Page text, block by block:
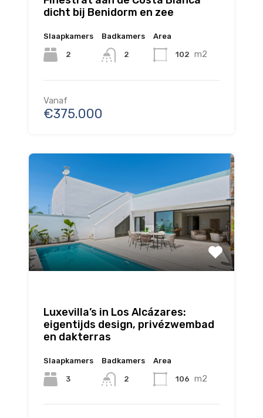
dicht bij Benidorm en zee
Slaapkamers
2
Badkamers
2
Area
102 m2
Vanaf
€375.000
Luxevilla’s in Los Alcázares:
eigentijds design, privézwembad
en dakterras
Slaapkamers
3
Badkamers
2
Area
106 m2